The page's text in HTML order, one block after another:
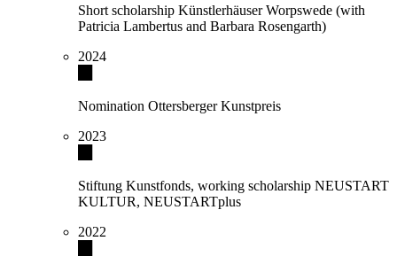
Short scholarship Künstlerhäuser Worpswede (with
Patricia Lambertus and Barbara Rosengarth)
2024
Nomination Ottersberger Kunstpreis
2023
Stiftung Kunstfonds, working scholarship NEUSTART
KULTUR, NEUSTARTplus
2022